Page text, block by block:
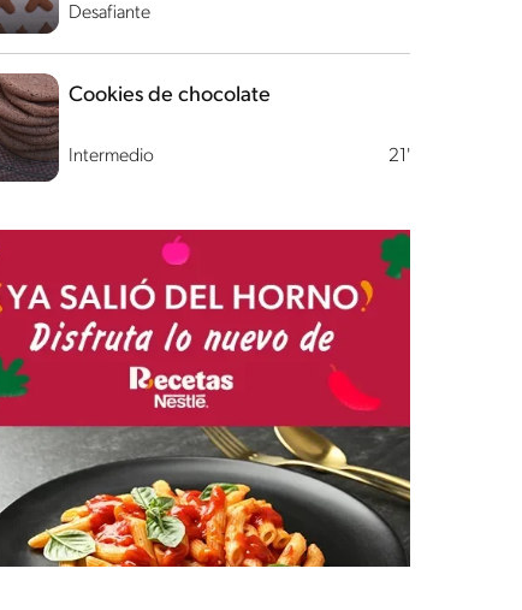
Desafiante
Intermedio 21'
Cookies de chocolate